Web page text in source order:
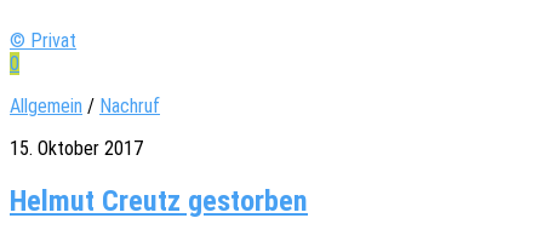
© Privat
0
Allgemein / Nachruf
15. Oktober 2017
Helmut Creutz gestorben